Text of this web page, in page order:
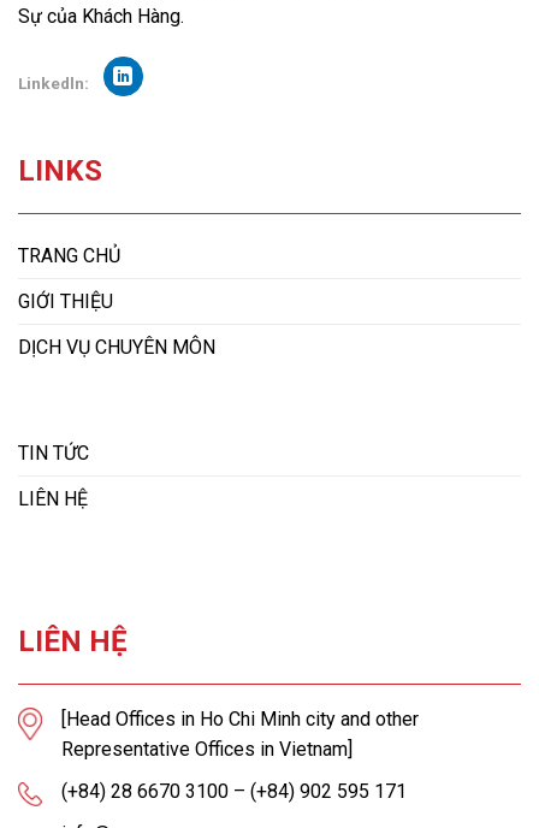
Sự của Khách Hàng.
Linkedln:
LINKS
TRANG CHỦ
GIỚI THIỆU
DỊCH VỤ CHUYÊN MÔN
TIN TỨC
LIÊN HỆ
LIÊN HỆ
[Head Offices in Ho Chi Minh city and other
Representative Offices in Vietnam]
(+84) 28 6670 3100 – (+84) 902 595 171